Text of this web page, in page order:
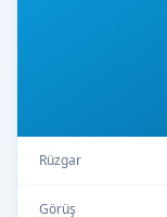
Rüzgar
Görüş